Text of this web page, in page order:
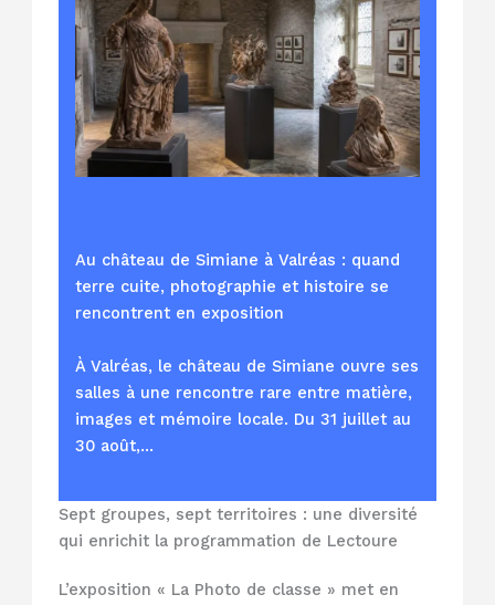
Au château de Simiane à Valréas : quand
terre cuite, photographie et histoire se
rencontrent en exposition
À Valréas, le château de Simiane ouvre ses
salles à une rencontre rare entre matière,
images et mémoire locale. Du 31 juillet au
30 août,…
Sept groupes, sept territoires : une diversité
qui enrichit la programmation de Lectoure
L’exposition « La Photo de classe » met en